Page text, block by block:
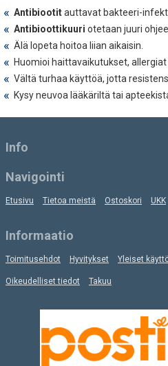
Antibiootitauttavat bakteeri-
Antibioottikuuri otetaan juuri
Älä lopeta hoitoa liian aikaisin.
Huomioi haittavaikutukset,
Vältä turhaa käyttöä, jotta
Kysy neuvoa lääkäriltä tai
Info
Navigointi
Etusivu Tietoa meistä Ostoskori UKK
Informaatio
Toimitusehdot Hyvitykset Yleiset
Oikeudelliset tiedot Takuu